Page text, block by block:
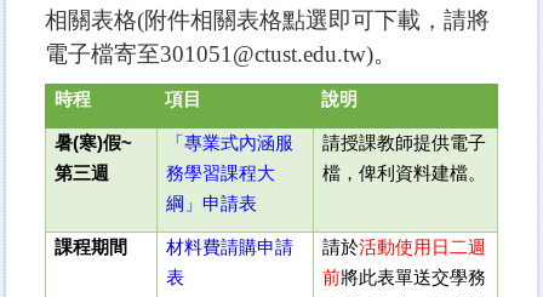
相關表格(附件相關表格點選即可下載，請將
電子檔寄至301051@ctust.edu.tw)。
時程 項目 說明
暑(寒)假~
第三週
「專業式內涵服
務學習課程大
綱」申請表
請授課教師提供電子
檔，俾利資料建檔。
課程期間
材料費請購申請
表
請於活動使用日二週
前將此表單送交學務